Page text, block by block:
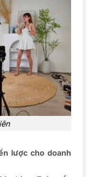
lược cho doanh